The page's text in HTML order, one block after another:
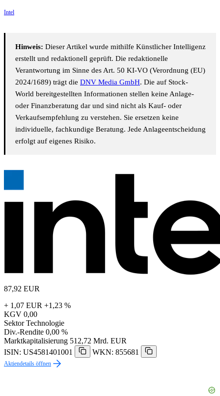
Intel
Hinweis: Dieser Artikel wurde mithilfe Künstlicher Intelligenz
erstellt und redaktionell geprüft. Die redaktionelle
Verantwortung im Sinne des Art. 50 KI-VO (Verordnung (EU)
2024/1689) trägt die DNV Media GmbH. Die auf Stock-
World bereitgestellten Informationen stellen keine Anlage-
oder Finanzberatung dar und sind nicht als Kauf- oder
Verkaufsempfehlung zu verstehen. Sie ersetzen keine
individuelle, fachkundige Beratung. Jede Anlageentscheidung
erfolgt auf eigenes Risiko.
87,92 EUR
+ 1,07 EUR +1,23 %
KGV 0,00
Sektor Technologie
Div.-Rendite 0,00 %
Marktkapitalisierung 512,72 Mrd. EUR
ISIN: US4581401001
WKN: 855681
Aktiendetails öffnen